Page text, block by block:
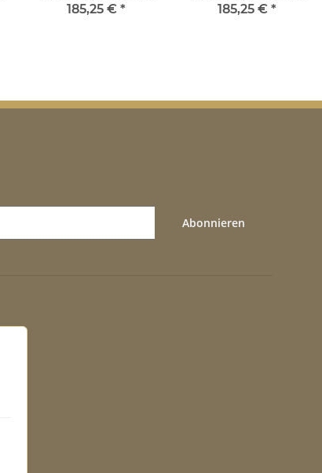
LeSabre US-Modelle
185,25 € *
Limited US-Modelle auf
185,25 € *
Abonnieren